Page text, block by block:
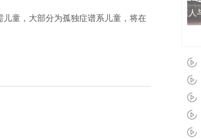
童，大部分为孤独症谱系儿童，将在